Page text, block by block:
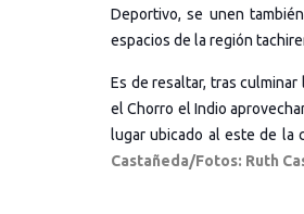
Deportivo, se unen
espacios de la región
Es de resaltar, tras
el Chorro el Indio
lugar ubicado al este de la
Castañeda/Fotos: Ruth